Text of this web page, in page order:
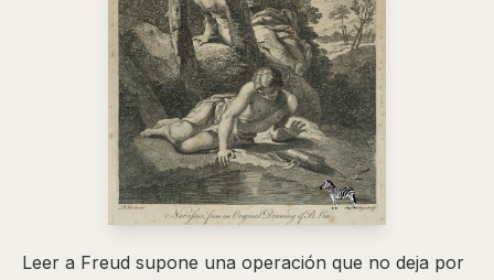
Leer a Freud supone una operación que no deja por